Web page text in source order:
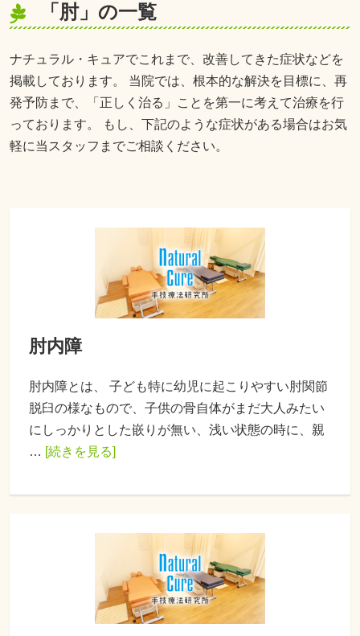
「肘」の一覧
ナチュラル・キュアでこれまで、改善してきた症状などを
掲載しております。 当院では、根本的な解決を目標に、再
発予防まで、「正しく治る」ことを第一に考えて治療を行
っております。 もし、下記のような症状がある場合はお気
軽に当スタッフまでご相談ください。
肘内障
肘内障とは、 子ども特に幼児に起こりやすい肘関節
脱臼の様なもので、子供の骨自体がまだ大人みたい
にしっかりとした嵌りが無い、浅い状態の時に、親
… [続きを見る]